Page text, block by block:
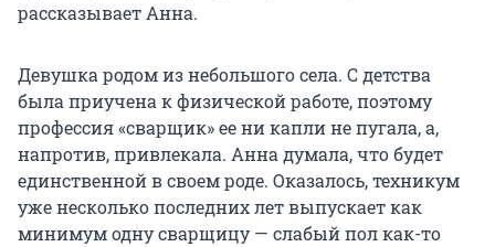
рассказывает Анна.
Девушка родом из небольшого села. С детства
была приучена к физической работе, поэтому
профессия «сварщик» ее ни капли не пугала, а,
напротив, привлекала. Анна думала, что будет
единственной в своем роде. Оказалось, техникум
уже несколько последних лет выпускает как
минимум одну сварщицу — слабый пол как-то